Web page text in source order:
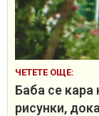
ЧЕТЕТЕ ОЩЕ:
Баба се кара
рисунки,